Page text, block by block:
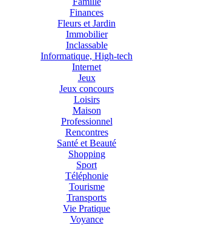
Finances
Fleurs et Jardin
Immobilier
Inclassable
Informatique, High-tech
Internet
Jeux
Jeux concours
Loisirs
Maison
Professionnel
Rencontres
Santé et Beauté
Shopping
Sport
Téléphonie
Tourisme
Transports
Vie Pratique
Voyance